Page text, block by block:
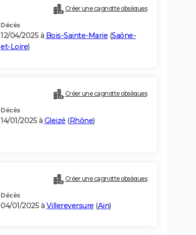
Créer une cagnotte obsèques
Décès
12/04/2025 à Bois-Sainte-Marie (Saône-
et-Loire)
Créer une cagnotte obsèques
Décès
14/01/2025 à Gleizé (Rhône)
Créer une cagnotte obsèques
Décès
04/01/2025 à Villereversure (Ain)